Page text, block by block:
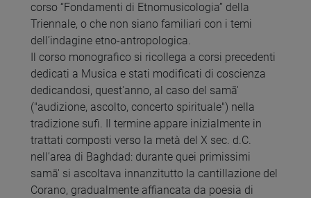
corso “Fondamenti di Etnomusicologia” della
Triennale, o che non siano familiari con i temi
dell’indagine etno-antropologica.
Il corso monografico si ricollega a corsi precedenti
dedicati a Musica e stati modificati di coscienza
dedicandosi, quest'anno, al caso del samā'
("audizione, ascolto, concerto spirituale") nella
tradizione sufi. Il termine appare inizialmente in
trattati composti verso la metà del X sec. d.C.
nell’area di Baghdad: durante quei primissimi
samā' si ascoltava innanzitutto la cantillazione del
Corano, gradualmente affiancata da poesia di